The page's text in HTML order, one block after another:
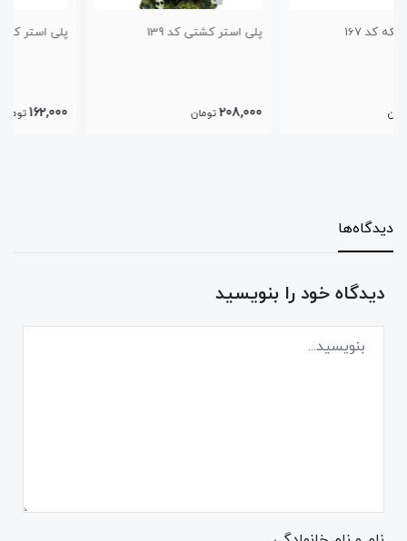
پلی استر کشتی کد 139 پلی استر کشتی مدل چوبی کد140
دیدگاه‌ها
دیدگاه خود را بنویسید